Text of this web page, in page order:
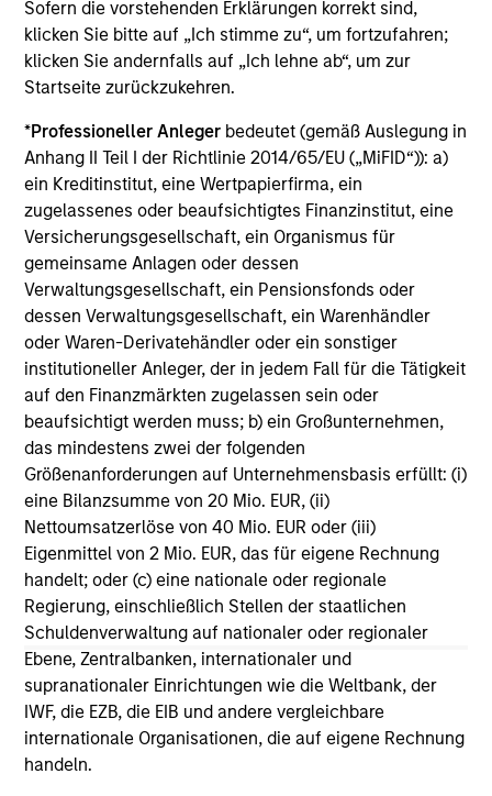
Sofern die vorstehenden Erklärungen korrekt sind,
klicken Sie bitte auf „Ich stimme zu“, um fortzufahren;
klicken Sie andernfalls auf „Ich lehne ab“, um zur
Startseite zurückzukehren.
*Professioneller Anleger bedeutet (gemäß Auslegung in
Anhang II Teil I der Richtlinie 2014/65/EU („MiFID“)): a)
ein Kreditinstitut, eine Wertpapierfirma, ein
zugelassenes oder beaufsichtigtes Finanzinstitut, eine
Versicherungsgesellschaft, ein Organismus für
gemeinsame Anlagen oder dessen
Verwaltungsgesellschaft, ein Pensionsfonds oder
dessen Verwaltungsgesellschaft, ein Warenhändler
oder Waren-Derivatehändler oder ein sonstiger
institutioneller Anleger, der in jedem Fall für die Tätigkeit
auf den Finanzmärkten zugelassen sein oder
beaufsichtigt werden muss; b) ein Großunternehmen,
das mindestens zwei der folgenden
Größenanforderungen auf Unternehmensbasis erfüllt: (i)
eine Bilanzsumme von 20 Mio. EUR, (ii)
Nettoumsatzerlöse von 40 Mio. EUR oder (iii)
Eigenmittel von 2 Mio. EUR, das für eigene Rechnung
handelt; oder (c) eine nationale oder regionale
Regierung, einschließlich Stellen der staatlichen
Schuldenverwaltung auf nationaler oder regionaler
Ebene, Zentralbanken, internationaler und
supranationaler Einrichtungen wie die Weltbank, der
IWF, die EZB, die EIB und andere vergleichbare
internationale Organisationen, die auf eigene Rechnung
handeln.
Global Tactical Asset Allocation Strategy
Invests across global asset classes,
including stocks, bonds, currencies and
commodities, seeking to exploit
inefficiencies between markets, regions and
sectors aiming to deliver returns in excess
of the benchmark.
Outsourced CIO Programs
Offers comprehensive, full-service
discretionary investment management
programs tailored to the specific needs and
requirements of each client.
Team Insights